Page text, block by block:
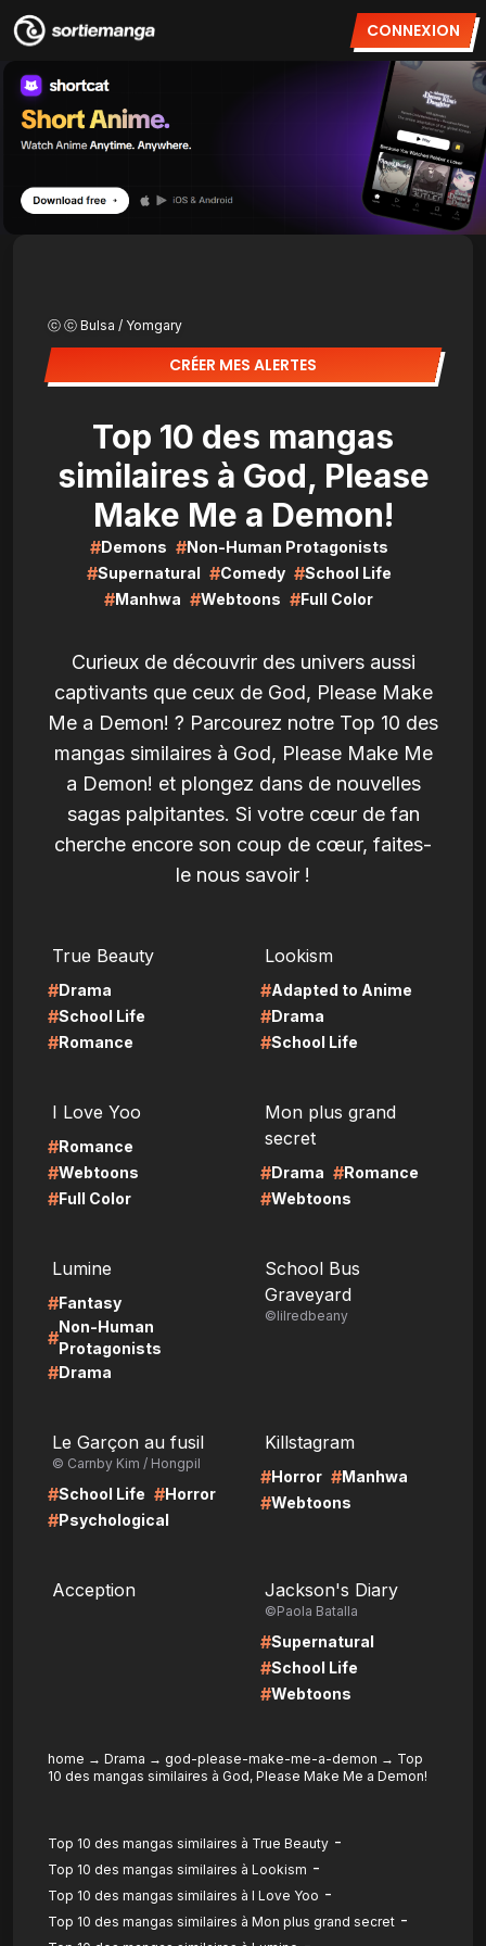
CONNEXION
ⓒ ⓒ Bulsa / Yomgary
CRÉER MES ALERTES
Top 10 des mangas
similaires à God, Please
Make Me a Demon!
#Demons #Non-Human Protagonists
#Supernatural #Comedy #School Life
#Manhwa #Webtoons #Full Color
Curieux de découvrir des univers aussi
captivants que ceux de God, Please Make
Me a Demon! ? Parcourez notre Top 10 des
mangas similaires à God, Please Make Me
a Demon! et plongez dans de nouvelles
sagas palpitantes. Si votre cœur de fan
cherche encore son coup de cœur, faites-
le nous savoir !
True Beauty
#Drama
#School Life
#Romance
Lookism
#Adapted to Anime
#Drama
#School Life
I Love Yoo
#Romance
#Webtoons
#Full Color
Mon plus grand
secret
#Drama #Romance
#Webtoons
Lumine
#Fantasy
#
Non-Human
Protagonists
#Drama
School Bus
Graveyard
©lilredbeany
Le Garçon au fusil
© Carnby Kim / Hongpil
#School Life #Horror
#Psychological
Killstagram
#Horror #Manhwa
#Webtoons
Acception
Jackson's Diary
©Paola Batalla
#Supernatural
#School Life
#Webtoons
home → Drama → god-please-make-me-a-demon → Top
10 des mangas similaires à God, Please Make Me a Demon!
Top 10 des mangas similaires à True Beauty -
Top 10 des mangas similaires à Lookism -
Top 10 des mangas similaires à I Love Yoo -
Top 10 des mangas similaires à Mon plus grand secret -